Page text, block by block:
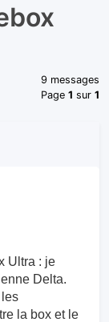
9 messages
Page1 sur1
Ultra : je
Delta.
les
la box et le